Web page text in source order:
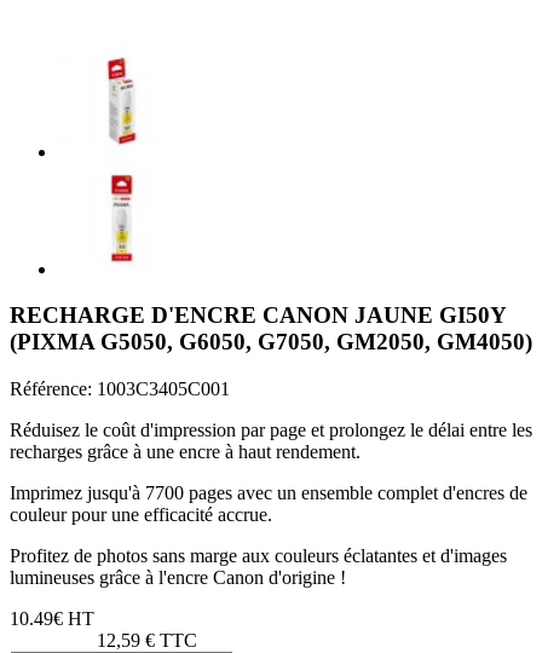
RECHARGE D'ENCRE CANON JAUNE GI50Y
(PIXMA G5050, G6050, G7050, GM2050, GM4050)
Référence: 1003C3405C001
Réduisez le coût d'impression par page et prolongez le délai entre les
recharges grâce à une encre à haut rendement.
Imprimez jusqu'à 7700 pages avec un ensemble complet d'encres de
couleur pour une efficacité accrue.
Profitez de photos sans marge aux couleurs éclatantes et d'images
lumineuses grâce à l'encre Canon d'origine !
10.49€ HT
12,59 € TTC